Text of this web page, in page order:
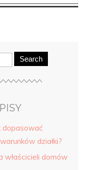
Search
dopasować
działki?
właścicieli domów